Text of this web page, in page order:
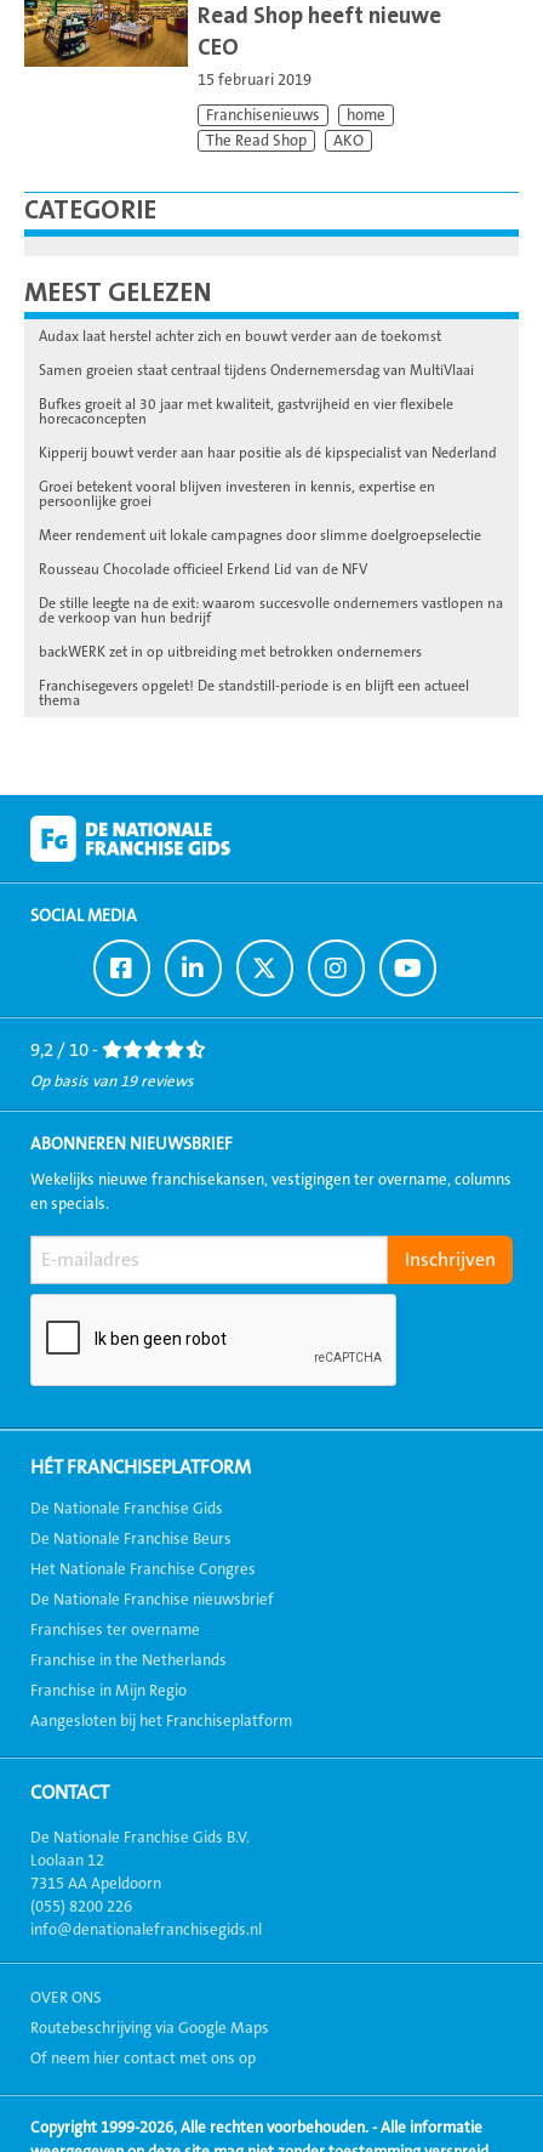
CATEGORIE
MEEST GELEZEN
Audax laat herstel achter zich en bouwt verder aan de toekomst
Samen groeien staat centraal tijdens Ondernemersdag van MultiVlaai
Bufkes groeit al 30 jaar met kwaliteit, gastvrijheid en vier flexibele
horecaconcepten
Kipperij bouwt verder aan haar positie als dé kipspecialist van Nederland
Groei betekent vooral blijven investeren in kennis, expertise en
persoonlijke groei
Meer rendement uit lokale campagnes door slimme doelgroepselectie
Rousseau Chocolade officieel Erkend Lid van de NFV
De stille leegte na de exit: waarom succesvolle ondernemers vastlopen na
de verkoop van hun bedrijf
backWERK zet in op uitbreiding met betrokken ondernemers
Franchisegevers opgelet! De standstill-periode is en blijft een actueel
thema
Read Shop heeft nieuwe
CEO
15 februari 2019
Franchisenieuws
home
The Read Shop
AKO
SOCIAL MEDIA
Ga
naar
Facebook
Ga
naar
LinkedIn
Ga
naar
Twitter
Ga
naar
Instagram
Ga
naar
Youtube
9,2 / 10 -
Op basis van 19 reviews
ABONNEREN NIEUWSBRIEF
Wekelijks nieuwe franchisekansen, vestigingen ter overname, columns
en specials.
HÉT FRANCHISEPLATFORM
De Nationale Franchise Gids
De Nationale Franchise Beurs
Het Nationale Franchise Congres
De Nationale Franchise nieuwsbrief
Franchises ter overname
Franchise in the Netherlands
Franchise in Mijn Regio
Aangesloten bij het Franchiseplatform
CONTACT
De Nationale Franchise Gids B.V.
Loolaan 12
7315 AA Apeldoorn
(055) 8200 226
info@denationalefranchisegids.nl
OVER ONS
Routebeschrijving via Google Maps
Of neem hier contact met ons op
Copyright 1999-2026, Alle rechten voorbehouden. - Alle informatie